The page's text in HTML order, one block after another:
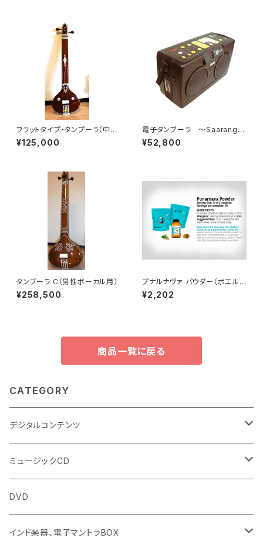
フラットタイプ・タンプーラ（中サ
イズ）
¥125,000
電子タンブーラ ～Saarang
Maestro Dx
¥52,800
タンブーラ C（男性ボーカル用）
¥258,500
プナルナヴァ パウダー（ボエル
ハヴィア ディヒューサ）（100g）
Punarnava Powder (Boerh
¥2,202
商品一覧に戻る
CATEGORY
デジタルコンテンツ
チャンティング（マントラ）
ヨーガスートラ（オーディオ版）
ミュージック
ミュージックCD
イミー・ウーイ
般若心経
DVD
インド楽器、電子マントラBOX